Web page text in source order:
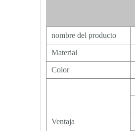
nombre del producto
Material
Color
Ventaja